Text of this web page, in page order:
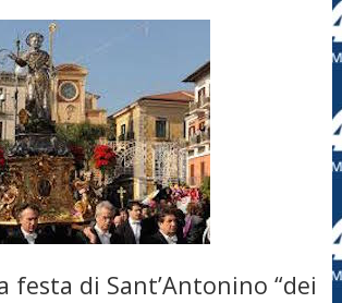
festa di Sant’Antonino “dei